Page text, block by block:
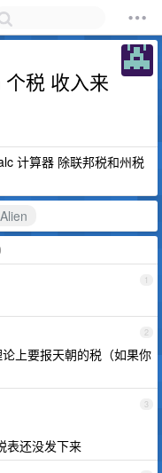
税 收入来
计算器 除联邦税和州税
Alien
1
2
上要报天朝的税（如果你
3
表还没发下来